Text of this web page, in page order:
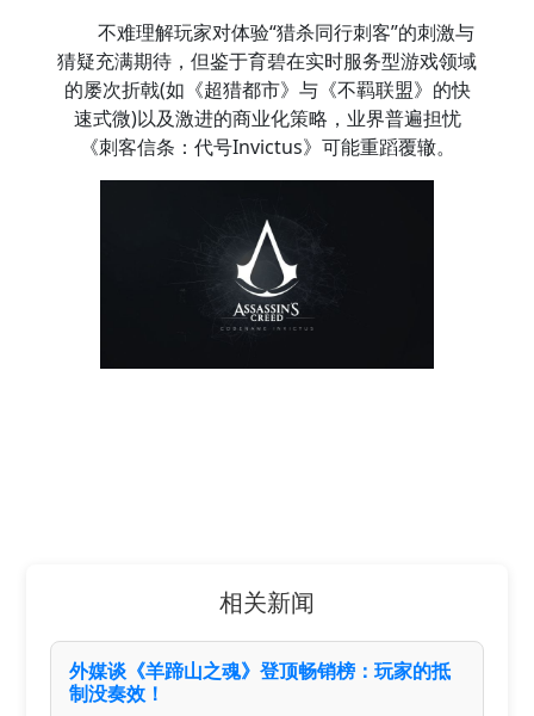
不难理解玩家对体验“猎杀同行刺客”的刺激与
猜疑充满期待，但鉴于育碧在实时服务型游戏领域
的屡次折戟(如《超猎都市》与《不羁联盟》的快
速式微)以及激进的商业化策略，业界普遍担忧
《刺客信条：代号Invictus》可能重蹈覆辙。
相关新闻
外媒谈《羊蹄山之魂》登顶畅销榜：玩家的抵
制没奏效！